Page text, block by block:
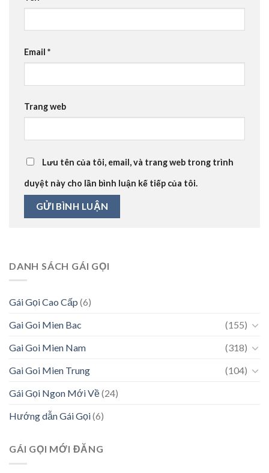
Email *
Trang web
Lưu tên của tôi, email, và trang web trong trình
duyệt này cho lần bình luận kế tiếp của tôi.
DANH SÁCH GÁI GỌI
Gái Gọi Cao Cấp (6)
Gai Goi Mien Bac
(155)
Gai Goi Mien Nam
(318)
Gai Goi Mien Trung
(104)
Gái Gọi Ngon Mới Về(24)
Hướng dẫn Gái Gọi(6)
GÁI GỌI MỚI ĐĂNG